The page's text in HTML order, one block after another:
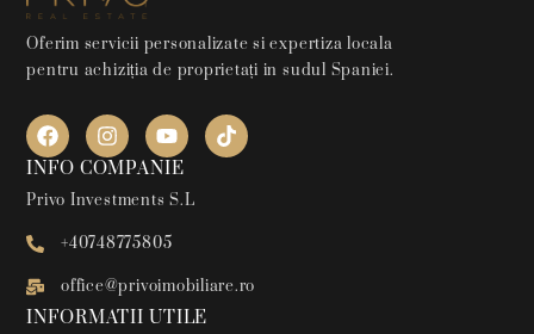
Oferim servicii personalizate si expertiza locala
pentru achiziția de proprietați in sudul Spaniei.
INFO COMPANIE
Privo Investments S.L
+40748775805
office@privoimobiliare.ro
INFORMATII UTILE